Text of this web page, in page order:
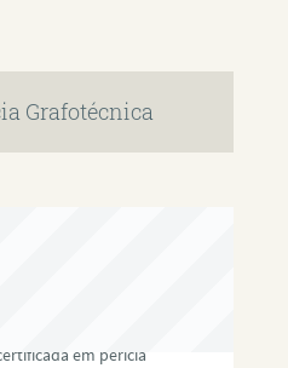
Grafotécnica
em perícia